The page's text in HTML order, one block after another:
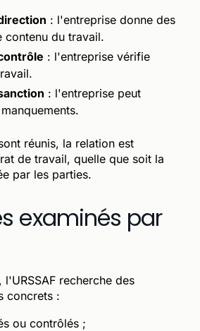
: l'entreprise donne des
contenu du travail.
: l'entreprise vérifie
: l'entreprise peut
réunis, la relation est
de travail, quelle que soit la
par les parties.
examinés par
recherche des
concrets :
ou contrôlés ;